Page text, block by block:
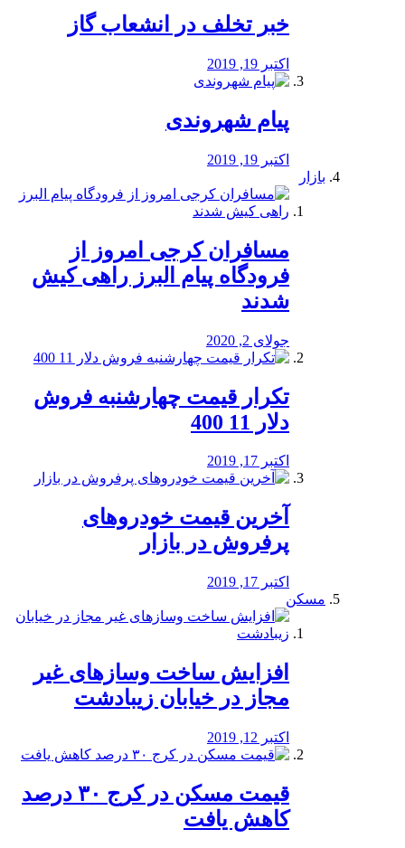
خبر تخلف در انشعاب گاز
اکتبر 19, 2019
پیام شهروندی
اکتبر 19, 2019
بازار
مسافران کرجی امروز از
فرودگاه پیام البرز راهی کیش
شدند
جولای 2, 2020
تکرار قیمت چهارشنبه فروش
دلار 11 400
اکتبر 17, 2019
آخرین قیمت خودرو‌های
پرفروش در بازار
اکتبر 17, 2019
مسکن
افزایش ساخت وسازهای غیر
مجاز در خیابان زیبادشت
اکتبر 12, 2019
️قیمت مسکن در کرج ۳۰ درصد
کاهش یافت